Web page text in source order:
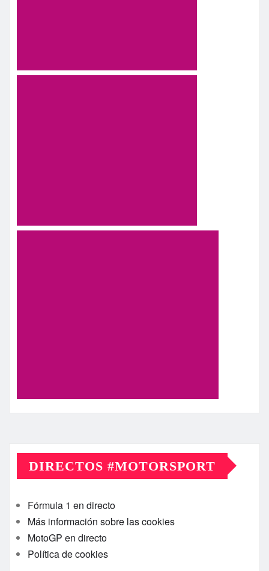
DIRECTOS #MOTORSPORT
Fórmula 1 en directo
Más información sobre las cookies
MotoGP en directo
Política de cookies